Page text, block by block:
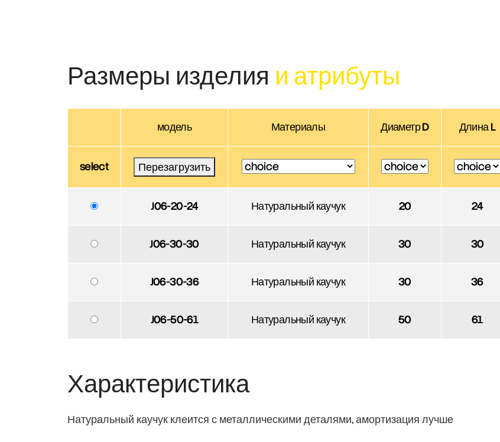
Размеры изделия и атрибуты
модель Материалы Диаметр D Длина L
select Перезагрузить
J06-20-24 Натуральный каучук 20 24
J06-30-30 Натуральный каучук 30 30
J06-30-36 Натуральный каучук 30 36
J06-50-61 Натуральный каучук 50 61
Характеристика
Натуральный каучук клеится с металлическими деталями, амортизация лучше